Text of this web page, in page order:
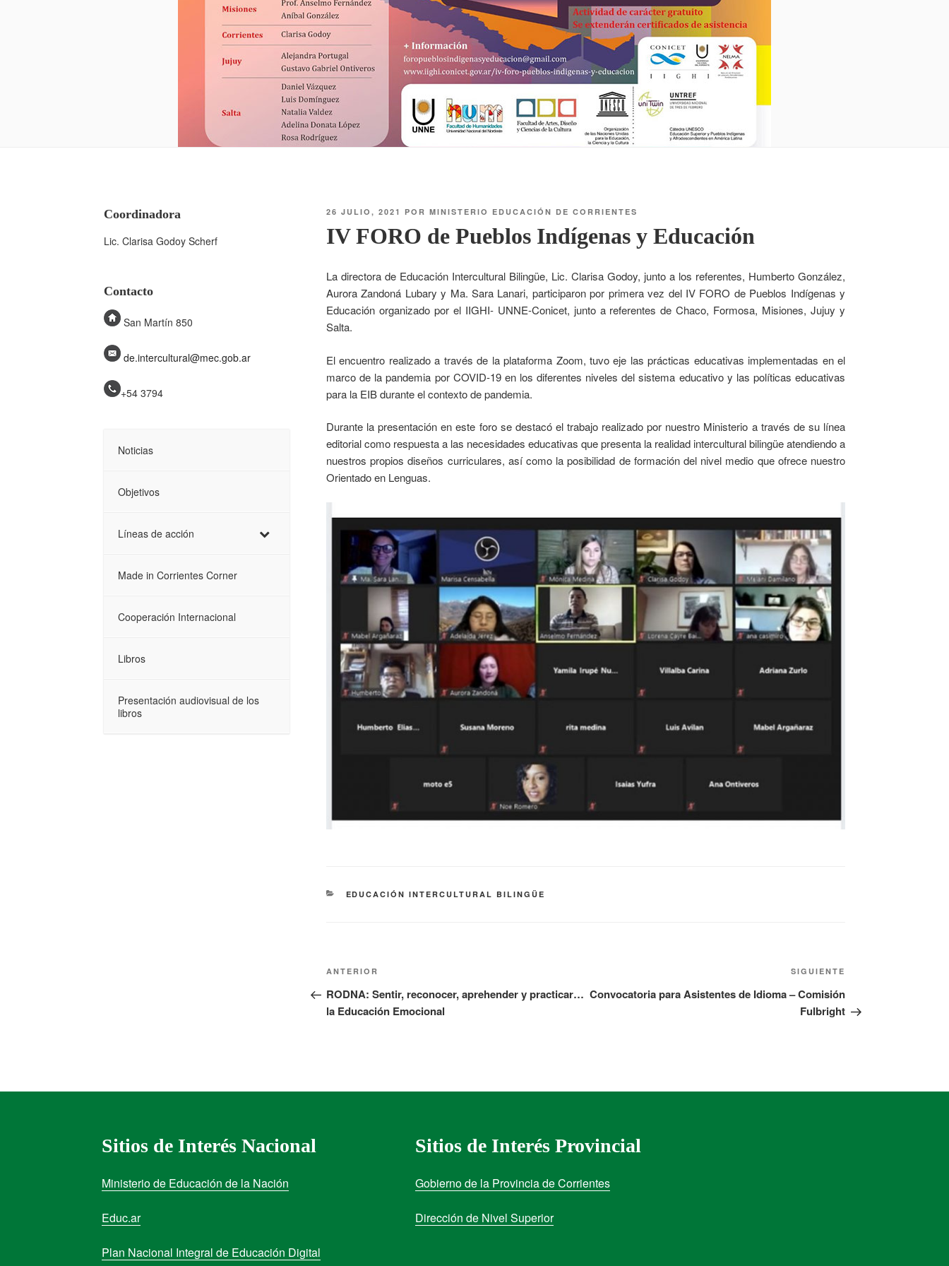
26 JULIO, 2021 POR MINISTERIO EDUCACIÓN DE CORRIENTES
IV FORO de Pueblos Indígenas y Educación
La directora de Educación Intercultural Bilingüe, Lic. Clarisa Godoy, junto a los referentes, Humberto González,
Aurora Zandoná Lubary y Ma. Sara Lanari, participaron por primera vez del IV FORO de Pueblos Indígenas y
Educación organizado por el IIGHI- UNNE-Conicet, junto a referentes de Chaco, Formosa, Misiones, Jujuy y
Salta.
El encuentro realizado a través de la plataforma Zoom, tuvo eje las prácticas educativas implementadas en el
marco de la pandemia por COVID-19 en los diferentes niveles del sistema educativo y las políticas educativas
para la EIB durante el contexto de pandemia.
Durante la presentación en este foro se destacó el trabajo realizado por nuestro Ministerio a través de su línea
editorial como respuesta a las necesidades educativas que presenta la realidad intercultural bilingüe atendiendo a
nuestros propios diseños curriculares, así como la posibilidad de formación del nivel medio que ofrece nuestro
Orientado en Lenguas.
EDUCACIÓN INTERCULTURAL BILINGÜE
ANTERIOR
RODNA: Sentir, reconocer, aprehender y practicar…
la Educación Emocional
SIGUIENTE
Convocatoria para Asistentes de Idioma – Comisión
Fulbright
Coordinadora
Lic. Clarisa Godoy Scherf
Contacto
San Martín 850
de.intercultural@mec.gob.ar
+54 3794
Noticias
Objetivos
Líneas de acción
Made in Corrientes Corner
Cooperación Internacional
Libros
Presentación audiovisual de los
libros
Sitios de Interés Nacional
Ministerio de Educación de la Nación
Educ.ar
Plan Nacional Integral de Educación Digital
Sitios de Interés Provincial
Gobierno de la Provincia de Corrientes
Dirección de Nivel Superior